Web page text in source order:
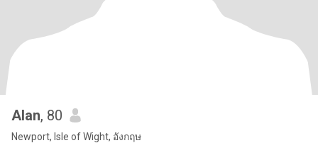
Alan, 80
Newport, Isle of Wight, อังกฤษ